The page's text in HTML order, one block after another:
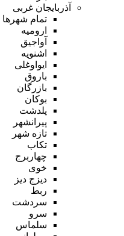
آذربایجان غربی
تمام شهر‌ها
ارومیه
آواجیق
اشنویه
ایواوغلی
باروق
بازرگان
بوکان
پلدشت
پیرانشهر
تازه شهر
تکاب
چهاربرج
خوی
دیزج دیز
ربط
سردشت
سرو
سلماس